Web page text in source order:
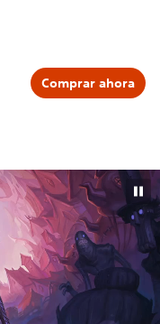
Comprar ahora